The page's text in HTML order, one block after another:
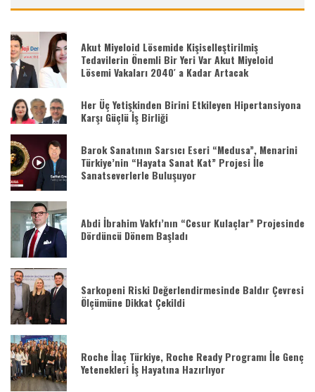
Akut Miyeloid Lösemide Kişiselleştirilmiş
Tedavilerin Önemli Bir Yeri Var Akut Miyeloid
Lösemi Vakaları 2040′ a Kadar Artacak
Her Üç Yetişkinden Birini Etkileyen Hipertansiyona
Karşı Güçlü İş Birliği
Barok Sanatının Sarsıcı Eseri “Medusa”, Menarini
Türkiye’nin “Hayata Sanat Kat” Projesi İle
Sanatseverlerle Buluşuyor
Abdi İbrahim Vakfı’nın “Cesur Kulaçlar” Projesinde
Dördüncü Dönem Başladı
Sarkopeni Riski Değerlendirmesinde Baldır Çevresi
Ölçümüne Dikkat Çekildi
Roche İlaç Türkiye, Roche Ready Programı İle Genç
Yetenekleri İş Hayatına Hazırlıyor